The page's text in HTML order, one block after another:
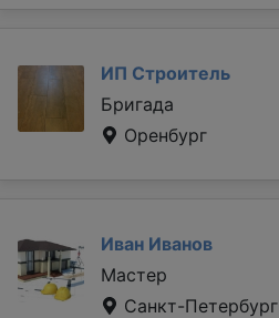
ИП Строитель
Бригада
Оренбург
Иван Иванов
Мастер
Санкт-Петербург